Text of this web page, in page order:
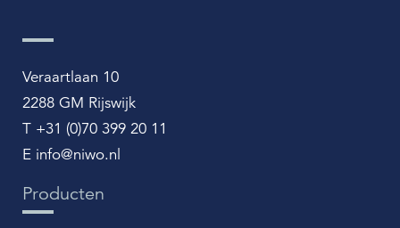
Veraartlaan 10
2288 GM Rijswijk
T +31 (0)70 399 20 11
E info@niwo.nl
Producten